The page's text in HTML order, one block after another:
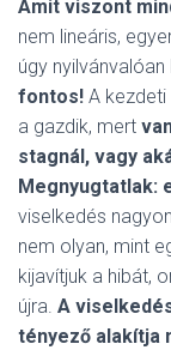
Amit viszont
nem lineáris,
úgy
fontos! A kezdeti
a gazdik, mert
stagnál, vagy
Megnyugtatlak:
viselkedés
nem olyan, mint
kijavítjuk a hibát,
újra. A
tényező alakítja